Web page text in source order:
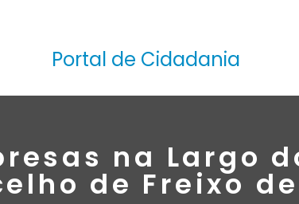
Portal de Cidadania
na Largo
de Freixo